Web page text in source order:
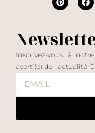
Inscrivez-vous à
averti(e) de l’actualité